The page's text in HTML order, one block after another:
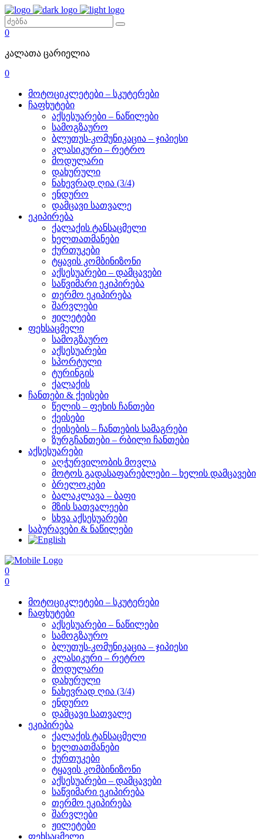
0
კალათა ცარიელია
0
მოტოციკლეტები – სკუტერები
ჩაფხუტები
აქსესუარები – ნაწილები
სამოგზაურო
ბლუთუს-კომუნიკაცია – ჯიპიესი
კლასიკური – რეტრო
მოდულარი
დახურული
ნახევრად ღია (3/4)
ენდურო
დამცავი სათვალე
ეკიპირება
ქალაქის ტანსაცმელი
ხელთათმანები
ქურთუკები
ტყავის კომბინიზონი
აქსესუარები – დამცავები
საწვიმარი ეკიპირება
თერმო ეკიპირება
შარვლები
ჟილეტები
ფეხსაცმელი
სამოგზაურო
აქსესუარები
სპორტული
ტურინგის
ქალაქის
ჩანთები & ქეისები
წელის – ფეხის ჩანთები
ქეისები
ქეისების – ჩანთების სამაგრები
ზურგჩანთები – რბილი ჩანთები
აქსესუარები
აღჭურვილობის მოვლა
მოტოს გადასაფარებლები – ხელის დამცავები
ბრელოკები
ბალაკლავა – ბაფი
მზის სათვალეები
სხვა აქსესუარები
საბურავები & ნაწილები
0
0
მოტოციკლეტები – სკუტერები
ჩაფხუტები
აქსესუარები – ნაწილები
სამოგზაურო
ბლუთუს-კომუნიკაცია – ჯიპიესი
კლასიკური – რეტრო
მოდულარი
დახურული
ნახევრად ღია (3/4)
ენდურო
დამცავი სათვალე
ეკიპირება
ქალაქის ტანსაცმელი
ხელთათმანები
ქურთუკები
ტყავის კომბინიზონი
აქსესუარები – დამცავები
საწვიმარი ეკიპირება
თერმო ეკიპირება
შარვლები
ჟილეტები
ფეხსაცმელი